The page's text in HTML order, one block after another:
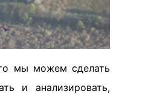
мы можем сделать
и анализировать,